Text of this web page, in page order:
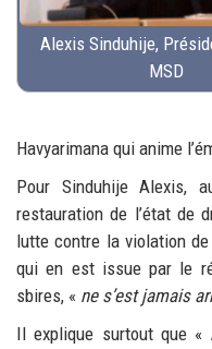
Alexis Sinduhije,
MSD
Havyarimana qui anime
Pour Sinduhije Alexis,
restauration de l’état de
lutte contre la violation de
qui en est issue par le
sbires, « ne s’est jamais
Il explique surtout que «